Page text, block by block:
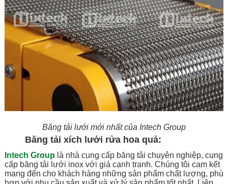
Băng tải lưới mới nhất của Intech Group
Băng tải xích lưới rửa hoa quả:
Intech Grouplà nhà cung cấp băng tải chuyên nghiệp, cung
cấp băng tải lưới inox với giá cạnh tranh. Chúng tôi cam kết
mang đến cho khách hàng những sản phẩm chất lượng, phù